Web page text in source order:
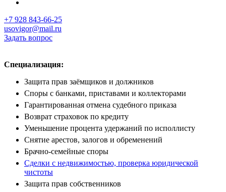
+7 928 843-66-25
usovigor@mail.ru
Задать вопрос
Специализация:
Защита прав заёмщиков и должников
Споры с банками, приставами и коллекторами
Гарантированная отмена судебного приказа
Возврат страховок по кредиту
Уменьшение процента удержаний по исполлисту
Снятие арестов, залогов и обременений
Брачно-семейные споры
Сделки с недвижимостью, проверка юридической
чистоты
Защита прав собственников